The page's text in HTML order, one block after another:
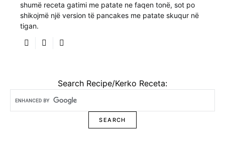
shumë receta gatimi me patate ne faqen tonë, sot po
shikojmë një version të pancakes me patate skuqur në
tigan.
Search Recipe/Kerko Receta: